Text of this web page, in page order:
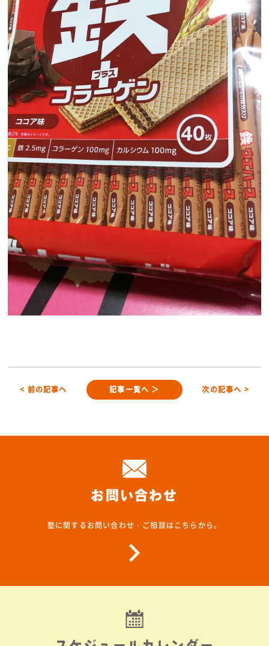
< 前の記事へ 記事一覧へ ＞ 次の記事へ >
お問い合わせ
塾に関するお問い合わせ・ご相談はこちらから。